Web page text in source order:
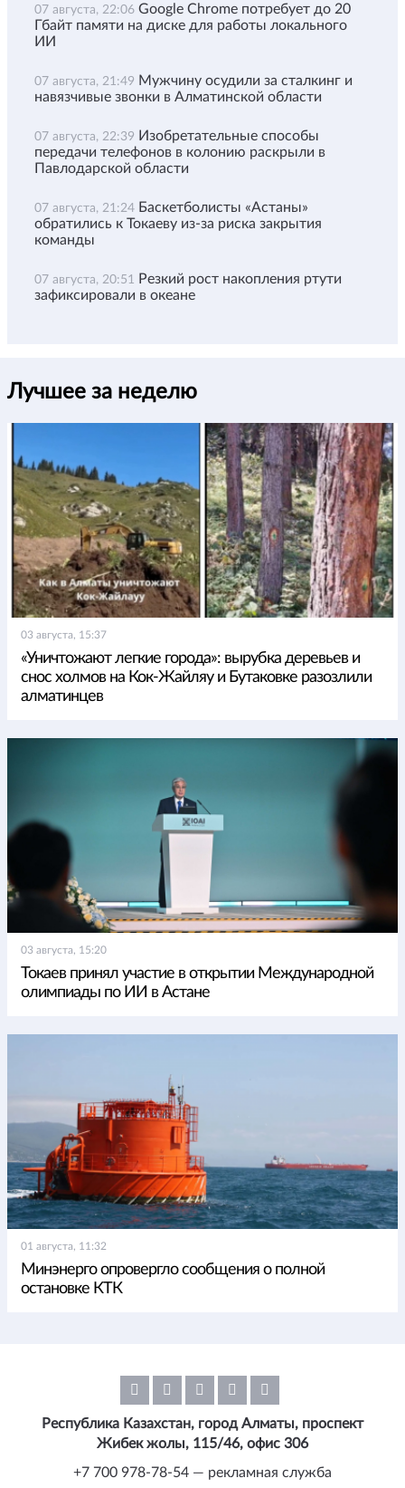
07 августа, 22:06 Google Chrome потребует до 20
Гбайт памяти на диске для работы локального
ИИ
07 августа, 21:49 Мужчину осудили за сталкинг и
навязчивые звонки в Алматинской области
07 августа, 22:39 Изобретательные способы
передачи телефонов в колонию раскрыли в
Павлодарской области
07 августа, 21:24 Баскетболисты «Астаны»
обратились к Токаеву из-за риска закрытия
команды
07 августа, 20:51
Резкий рост накопления ртути
зафиксировали в океане
Лучшее за неделю
03 августа, 15:37
«Уничтожают легкие города»: вырубка деревьев и
снос холмов на Кок-Жайляу и Бутаковке разозлили
алматинцев
03 августа, 15:20
Токаев принял участие в открытии Международной
олимпиады по ИИ в Астане
01 августа, 11:32
Минэнерго опровергло сообщения о полной
остановке КТК
Республика Казахстан, город Алматы, проспект
Жибек жолы, 115/46, офис 306
+7 700 978-78-54 — рекламная служба